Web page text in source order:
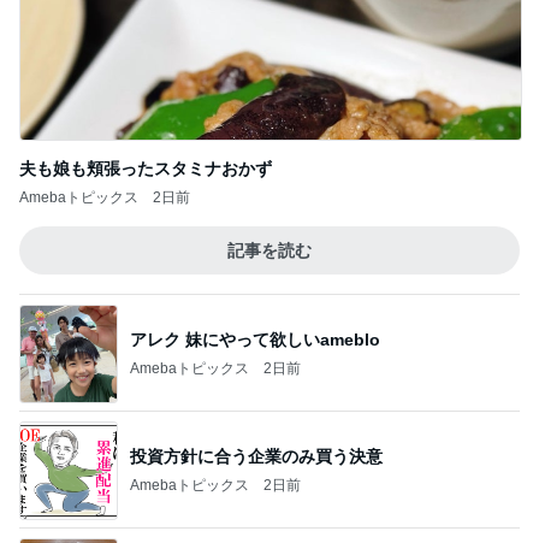
夫も娘も頬張ったスタミナおかず
Amebaトピックス 2日前
記事を読む
アレク 妹にやって欲しいameblo
Amebaトピックス 2日前
投資方針に合う企業のみ買う決意
Amebaトピックス 2日前